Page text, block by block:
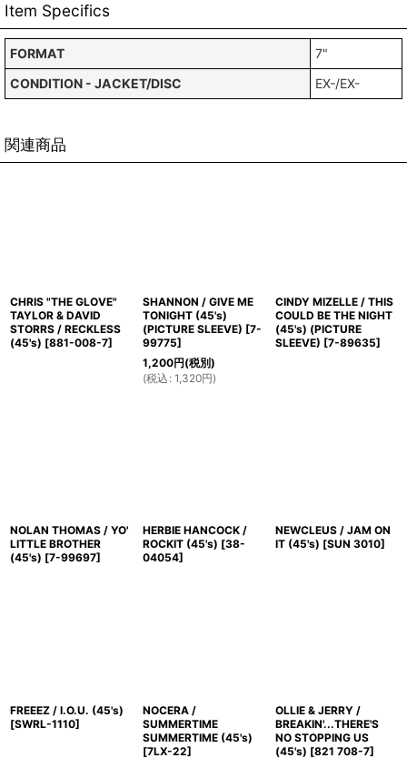
Item Specifics
FORMAT
7"
CONDITION - JACKET/DISC
EX-/EX-
関連商品
CHRIS "THE GLOVE"
TAYLOR & DAVID
STORRS / RECKLESS
(45's) [881-008-7]
SHANNON / GIVE ME
TONIGHT (45's)
(PICTURE SLEEVE) [7-
99775]
1,200円(税別)
(税込 : 1,320円)
CINDY MIZELLE / THIS
COULD BE THE NIGHT
(45's) (PICTURE
SLEEVE) [7-89635]
NOLAN THOMAS / YO'
LITTLE BROTHER
(45's) [7-99697]
HERBIE HANCOCK /
ROCKIT (45's) [38-
04054]
NEWCLEUS / JAM ON
IT (45's) [SUN 3010]
FREEEZ / I.O.U. (45's)
[SWRL-1110]
NOCERA /
SUMMERTIME
SUMMERTIME (45's)
[7LX-22]
OLLIE & JERRY /
BREAKIN'...THERE'S
NO STOPPING US
(45's) [821 708-7]